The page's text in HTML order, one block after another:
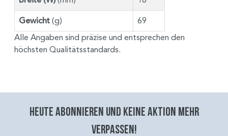
Gewicht (g)
69
Alle Angaben sind präzise und entsprechen den
höchsten Qualitätsstandards.
Heute abonnieren und keine aktion mehr
verpassen!